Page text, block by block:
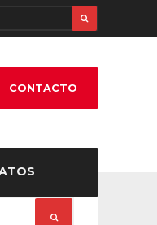
CONTACTO